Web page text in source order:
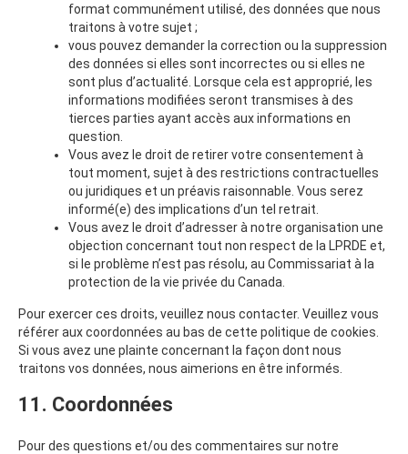
format communément utilisé, des données que nous
traitons à votre sujet ;
vous pouvez demander la correction ou la suppression
des données si elles sont incorrectes ou si elles ne
sont plus d’actualité. Lorsque cela est approprié, les
informations modifiées seront transmises à des
tierces parties ayant accès aux informations en
question.
Vous avez le droit de retirer votre consentement à
tout moment, sujet à des restrictions contractuelles
ou juridiques et un préavis raisonnable. Vous serez
informé(e) des implications d’un tel retrait.
Vous avez le droit d’adresser à notre organisation une
objection concernant tout non respect de la LPRDE et,
si le problème n’est pas résolu, au Commissariat à la
protection de la vie privée du Canada.
Pour exercer ces droits, veuillez nous contacter. Veuillez vous
référer aux coordonnées au bas de cette politique de cookies.
Si vous avez une plainte concernant la façon dont nous
traitons vos données, nous aimerions en être informés.
11. Coordonnées
Pour des questions et/ou des commentaires sur notre